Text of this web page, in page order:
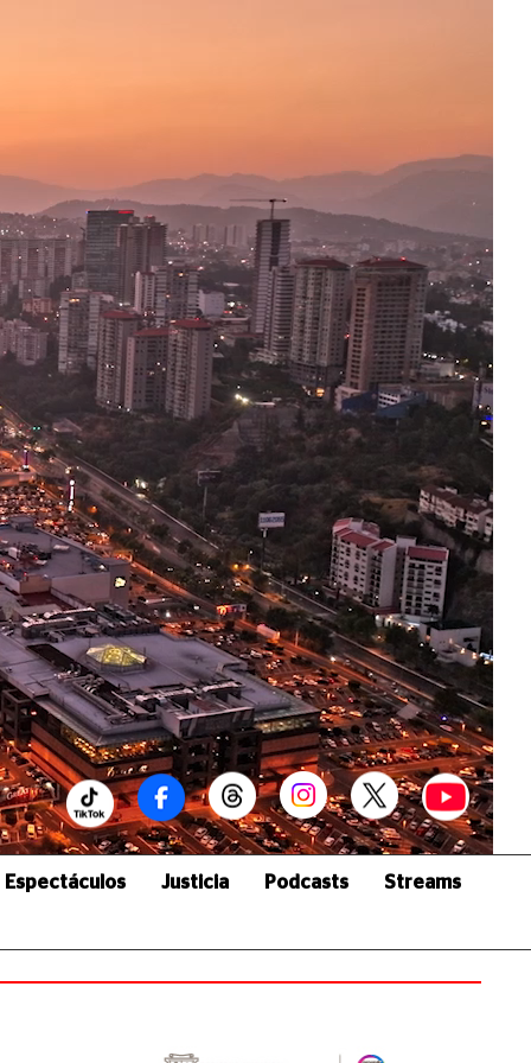
Espectáculos Justicia Podcasts Streams